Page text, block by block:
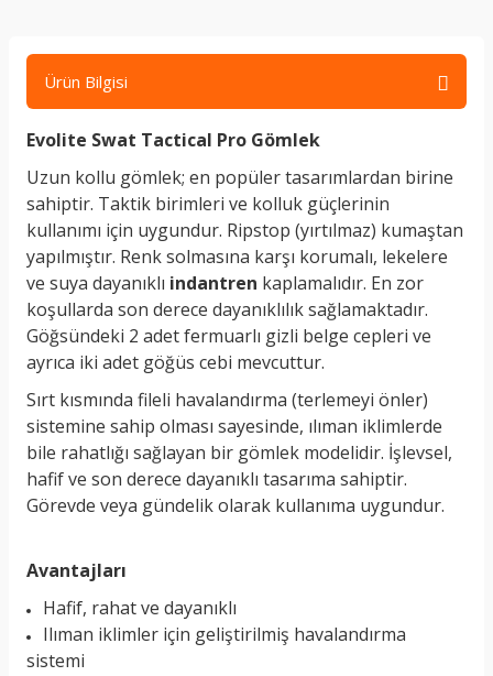
Ürün Bilgisi
Evolite Swat Tactical Pro Gömlek
Uzun kollu gömlek; en popüler tasarımlardan birine
sahiptir. Taktik birimleri ve kolluk güçlerinin
kullanımı için uygundur. Ripstop (yırtılmaz) kumaştan
yapılmıştır. Renk solmasına karşı korumalı, lekelere
ve suya dayanıklı indantren kaplamalıdır. En zor
koşullarda son derece dayanıklılık sağlamaktadır.
Göğsündeki 2 adet fermuarlı gizli belge cepleri ve
ayrıca iki adet göğüs cebi mevcuttur.
Sırt kısmında fileli havalandırma (terlemeyi önler)
sistemine sahip olması sayesinde, ılıman iklimlerde
bile rahatlığı sağlayan bir gömlek modelidir. İşlevsel,
hafif ve son derece dayanıklı tasarıma sahiptir.
Görevde veya gündelik olarak kullanıma uygundur.
Avantajları
Hafif, rahat ve dayanıklı
Ilıman iklimler için geliştirilmiş havalandırma
sistemi